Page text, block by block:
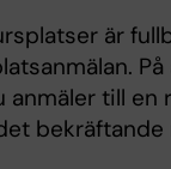
är
till en
bekräftande